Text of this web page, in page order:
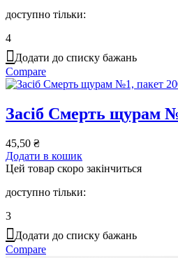
доступно тільки:
4
Додати до списку бажань
Compare
Засіб Смерть щурам
45,50 ₴
Додати в кошик
Цей товар скоро закінчиться
доступно тільки:
3
Додати до списку бажань
Compare